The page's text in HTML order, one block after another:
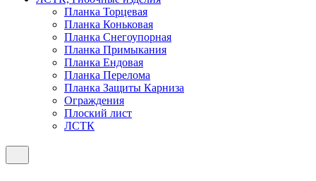
Планка Торцевая
Планка Коньковая
Планка Снегоупорная
Планка Примыкания
Планка Ендовая
Планка Перелома
Планка Защиты Карниза
Ограждения
Плоский лист
ЛСТК